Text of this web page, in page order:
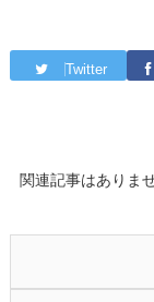
Twitter
関連記事はありま